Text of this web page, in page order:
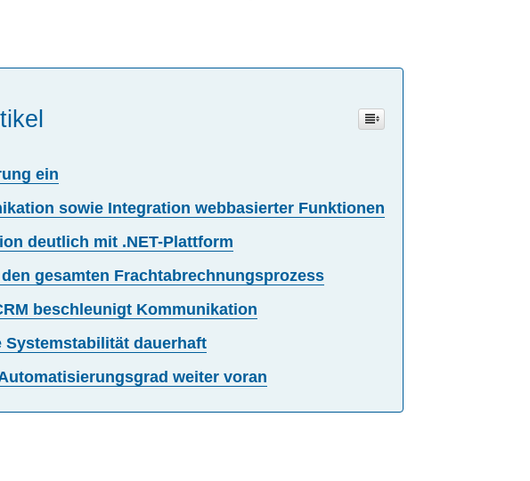
ein
sowie Integration webbasierter Funktionen
deutlich mit .NET-Plattform
gesamten Frachtabrechnungsprozess
beschleunigt Kommunikation
Systemstabilität dauerhaft
weiter voran